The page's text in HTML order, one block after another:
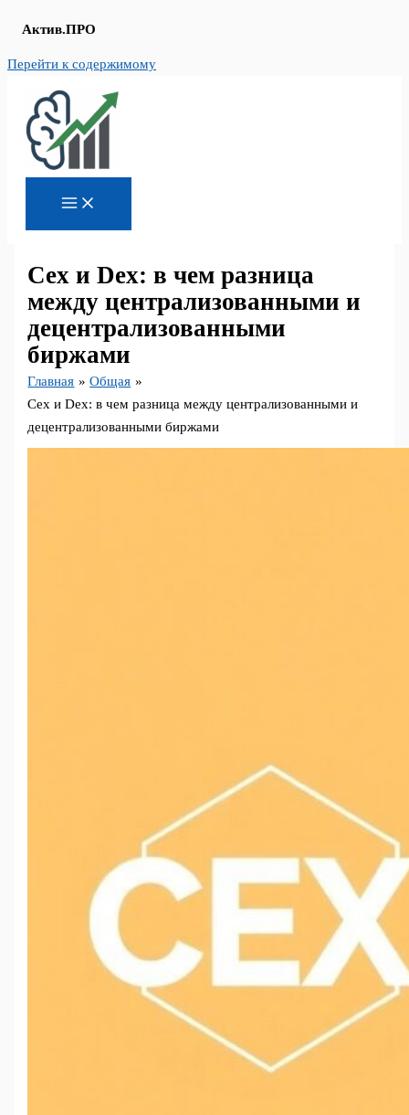
Актив.ПРО
Перейти к содержимому
Cex и Dex: в чем разница
между централизованными и
децентрализованными
биржами
Главная
Общая
Cex и Dex: в чем разница между централизованными и
децентрализованными биржами